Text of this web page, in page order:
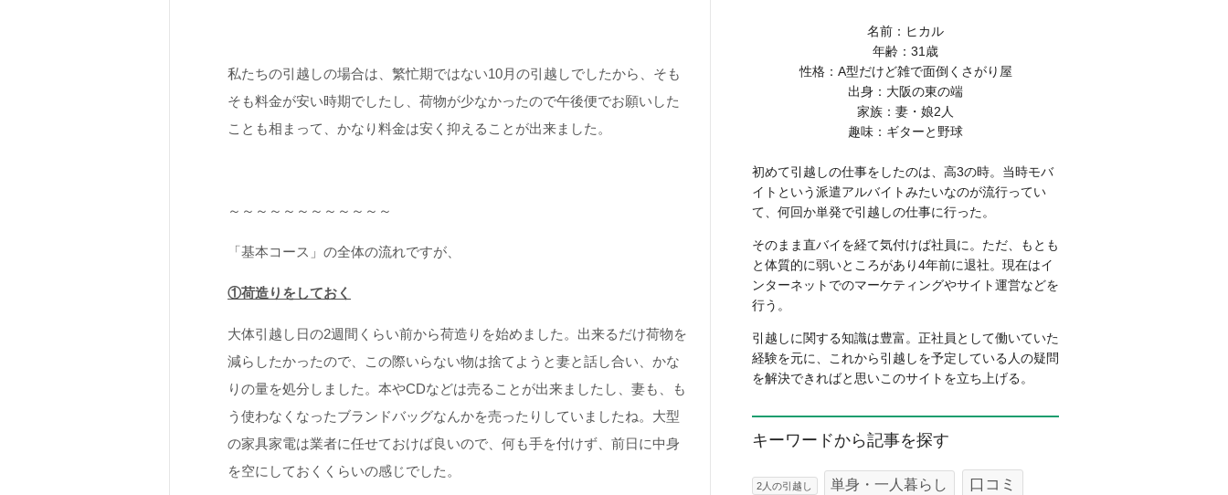
私たちの引越しの場合は、繁忙期ではない10月の引越しでしたから、そも
そも料金が安い時期でしたし、荷物が少なかったので午後便でお願いした
ことも相まって、かなり料金は安く抑えることが出来ました。
～～～～～～～～～～～～
「基本コース」の全体の流れですが、
①荷造りをしておく
大体引越し日の2週間くらい前から荷造りを始めました。出来るだけ荷物を
減らしたかったので、この際いらない物は捨てようと妻と話し合い、かな
りの量を処分しました。本やCDなどは売ることが出来ましたし、妻も、も
う使わなくなったブランドバッグなんかを売ったりしていましたね。大型
の家具家電は業者に任せておけば良いので、何も手を付けず、前日に中身
を空にしておくくらいの感じでした。
名前：ヒカル
年齢：31歳
性格：A型だけど雑で面倒くさがり屋
出身：大阪の東の端
家族：妻・娘2人
趣味：ギターと野球
初めて引越しの仕事をしたのは、高3の時。当時モバ
イトという派遣アルバイトみたいなのが流行ってい
て、何回か単発で引越しの仕事に行った。
そのまま直バイを経て気付けば社員に。ただ、もとも
と体質的に弱いところがあり4年前に退社。現在はイ
ンターネットでのマーケティングやサイト運営などを
行う。
引越しに関する知識は豊富。正社員として働いていた
経験を元に、これから引越しを予定している人の疑問
を解決できればと思いこのサイトを立ち上げる。
キーワードから記事を探す
2人の引越し 単身・一人暮らし 口コミ